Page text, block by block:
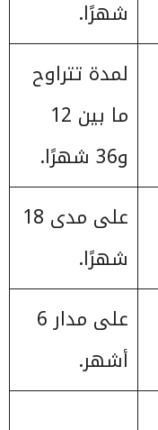
شهرًا.
لمدة تتراوح
ما بين 12
و36 شهرًا.
على مدى 18
شهرًا.
على مدار 6
أشهر.